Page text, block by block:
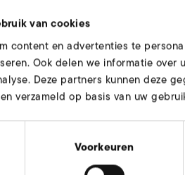
van cookies
content en advertenties te
Ook delen we informatie
Deze partners kunnen deze
verzameld op basis van uw
Voorkeuren
categorie C2, 230